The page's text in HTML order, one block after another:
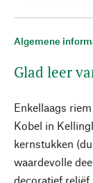
Algemene
Glad leer
Enkellaags
Kobel in
kernstukken
waardevolle
decoratief reliëf